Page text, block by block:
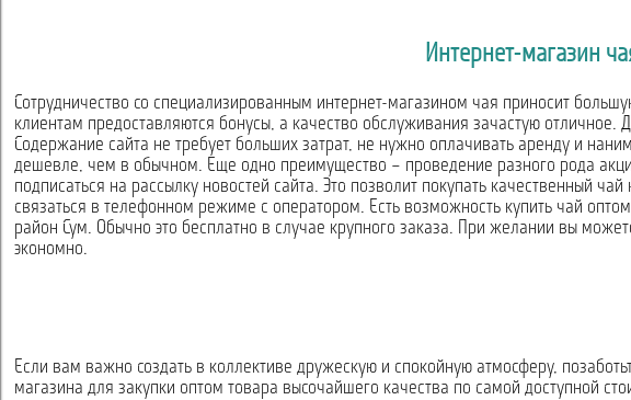
Интернет-магазин
Сотрудничество со специализированным интернет-магазином чая приносит
клиентам предоставляются бонусы, а качество обслуживания зачастую
Содержание сайта не требует больших затрат, не нужно оплачивать аренду и
дешевле, чем в обычном. Еще одно преимущество – проведение разного рода
подписаться на рассылку новостей сайта. Это позволит покупать качественный
связаться в телефонном режиме с оператором. Есть возможность купить чай
район Сум. Обычно это бесплатно в случае крупного заказа. При желании вы
экономно.
Если вам важно создать в коллективе дружескую и спокойную атмосферу,
магазина для закупки оптом товара высочайшего качества по самой доступной